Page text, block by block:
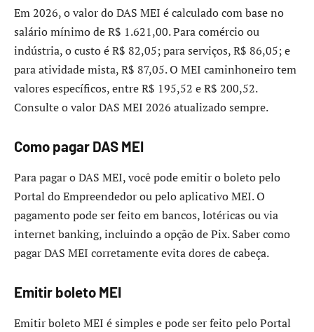
Em 2026, o valor do DAS MEI é calculado com base no
salário mínimo de R$ 1.621,00. Para comércio ou
indústria, o custo é R$ 82,05; para serviços, R$ 86,05; e
para atividade mista, R$ 87,05. O MEI caminhoneiro tem
valores específicos, entre R$ 195,52 e R$ 200,52.
Consulte o valor DAS MEI 2026 atualizado sempre.
Como pagar DAS MEI
Para pagar o DAS MEI, você pode emitir o boleto pelo
Portal do Empreendedor ou pelo aplicativo MEI. O
pagamento pode ser feito em bancos, lotéricas ou via
internet banking, incluindo a opção de Pix. Saber como
pagar DAS MEI corretamente evita dores de cabeça.
Emitir boleto MEI
Emitir boleto MEI é simples e pode ser feito pelo Portal